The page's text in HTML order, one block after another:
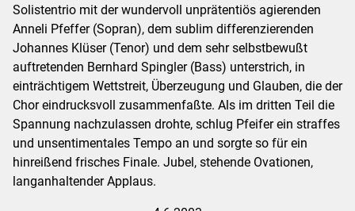
Solistentrio mit der wundervoll unprätentiös agierenden
Anneli Pfeffer (Sopran), dem sublim differenzierenden
Johannes Klüser (Tenor) und dem sehr selbstbewußt
auftretenden Bernhard Spingler (Bass) unterstrich, in
einträchtigem Wettstreit, Überzeugung und Glauben, die der
Chor eindrucksvoll zusammenfaßte. Als im dritten Teil die
Spannung nachzulassen drohte, schlug Pfeifer ein straffes
und unsentimentales Tempo an und sorgte so für ein
hinreißend frisches Finale. Jubel, stehende Ovationen,
langanhaltender Applaus.